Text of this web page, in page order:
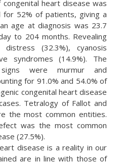
congenital heart disease was
for 52% of patients, giving a
age at diagnosis was 23.7
to 204 months. Revealing
(32.3%), cyanosis
syndromes (14.9%). The
signs were murmur and
for 91.0% and 54.0% of
congenital heart disease
Tetralogy of Fallot and
the most common entities.
was the most common
(27.5%).
disease is a reality in our
are in line with those of